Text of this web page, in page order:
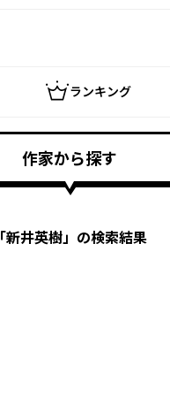
ランキング
作家から探す
「新井英樹」の検索結果